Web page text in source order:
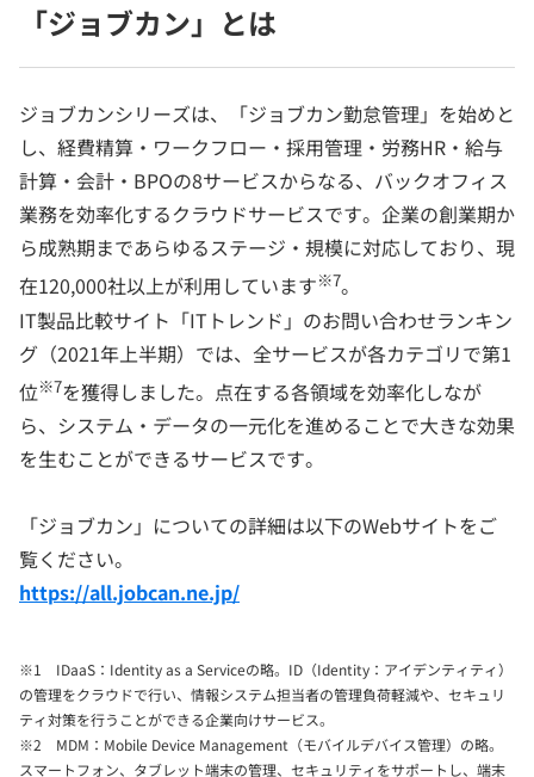
「ジョブカン」とは
ジョブカンシリーズは、「ジョブカン勤怠管理」を始めと
し、経費精算・ワークフロー・採用管理・労務HR・給与
計算・会計・BPOの8サービスからなる、バックオフィス
業務を効率化するクラウドサービスです。企業の創業期か
ら成熟期まであらゆるステージ・規模に対応しており、現
在120,000社以上が利用しています※7。
IT製品比較サイト「ITトレンド」のお問い合わせランキン
グ（2021年上半期）では、全サービスが各カテゴリで第1
位※7を獲得しました。点在する各領域を効率化しなが
ら、システム・データの一元化を進めることで大きな効果
を生むことができるサービスです。
「ジョブカン」についての詳細は以下のWebサイトをご
覧ください。
https://all.jobcan.ne.jp/
※1 IDaaS：Identity as a Serviceの略。ID（Identity：アイデンティティ）
の管理をクラウドで行い、情報システム担当者の管理負荷軽減や、セキュリ
ティ対策を行うことができる企業向けサービス。
※2 MDM：Mobile Device Management（モバイルデバイス管理）の略。
スマートフォン、タブレット端末の管理、セキュリティをサポートし、端末